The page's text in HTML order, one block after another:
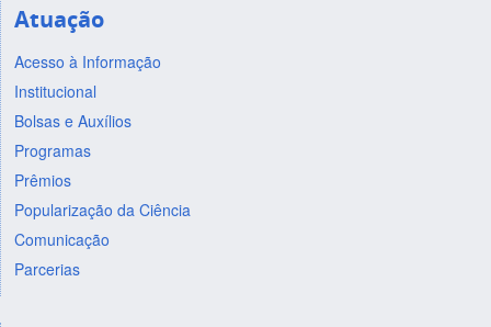
Atuação
Acesso à Informação
Institucional
Bolsas e Auxílios
Programas
Prêmios
Popularização da Ciência
Comunicação
Parcerias